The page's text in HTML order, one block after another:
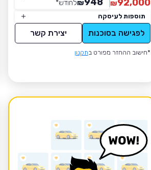
92,000
₪
₪לחודש*
תוספות לעיסקה
לפגישה בסוכנות יצירת קשר
*חישוב ההחזר מפורט בתקנון